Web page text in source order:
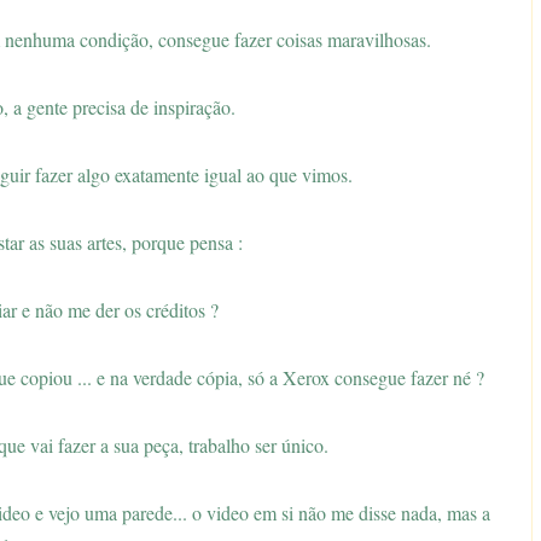
condição, consegue fazer coisas maravilhosas.
a gente precisa de inspiração.
fazer algo exatamente igual ao que vimos.
as suas artes, porque pensa :
e não me der os créditos ?
copiou ... e na verdade cópia, só a Xerox consegue fazer né ?
vai fazer a sua peça, trabalho ser único.
e vejo uma parede... o video em si não me disse nada, mas a